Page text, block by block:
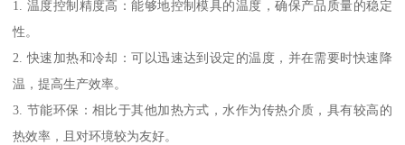
1. 温度控制精度高：能够地控制模具的温度，确保产品质量的稳定
性。
2. 快速加热和冷却：可以迅速达到设定的温度，并在需要时快速降
温，提高生产效率。
3. 节能环保：相比于其他加热方式，水作为传热介质，具有较高的
热效率，且对环境较为友好。